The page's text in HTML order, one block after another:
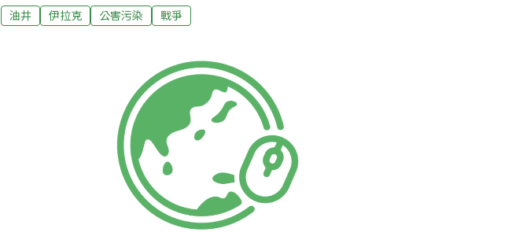
隊從南邊和東邊進入摩蘇爾，與伊拉克和庫德族安全部隊會合。美國官員
指出，美國特種部隊正與伊拉克和庫德族安全部隊合作部署地面作戰、火
（United Nations Environment Programme, UNEP）指出，武裝分子縱火
燃燒摩蘇爾東南部的19口油井，導致軍民皆暴露於有毒的濃煙之中。
油井 伊拉克 公害污染 戰爭